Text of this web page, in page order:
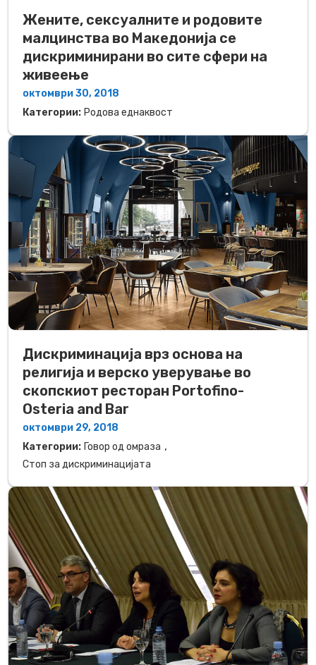
Жените, сексуалните и родовите
малцинства во Македонија се
дискриминирани во сите сфери на
живеење
октомври 30, 2018
Категории: Родова еднаквост
Дискриминација врз основа на
религија и верско уверување во
скопскиот ресторан Portofino-
Osteria and Bar
октомври 29, 2018
Категории: Говор од омраза ,
Стоп за дискриминацијата